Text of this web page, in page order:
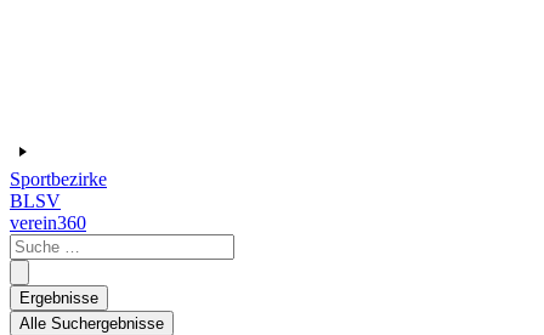
Sportbezirke
BLSV
verein360
Search
...
Ergebnisse
Alle Suchergebnisse